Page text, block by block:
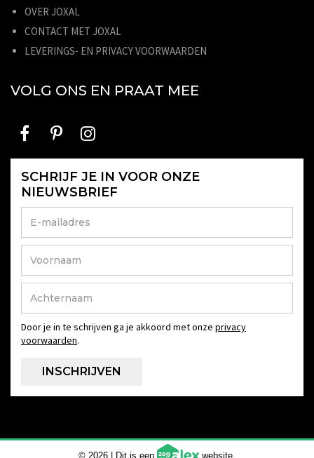
OVER JOXAL
CONTACT MET JOXAL
LEVERINGS- EN PRIVACY VOORWAARDEN
VOLG ONS EN PRAAT MEE
SCHRIJF JE IN VOOR ONZE
NIEUWSBRIEF
Door je in te schrijven ga je akkoord met onze privacy
voorwaarden.
© 2026 | Dit is een website.